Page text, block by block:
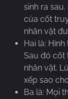
sinh ra
của cốt
nhân vật
Hai là:
Sau đó cốt
nhân vật.
xếp sao
Ba là: Mọi